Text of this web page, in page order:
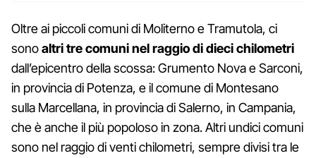
Oltre ai piccoli comuni di Moliterno e Tramutola, ci
sonoaltri tre comuni nel raggio di dieci chilometri
dall’epicentro della scossa: Grumento Nova e Sarconi,
in provincia di Potenza, e il comune di Montesano
sulla Marcellana, in provincia di Salerno, in Campania,
che è anche il più popoloso in zona. Altri undici comuni
sono nel raggio di venti chilometri, sempre divisi tra le